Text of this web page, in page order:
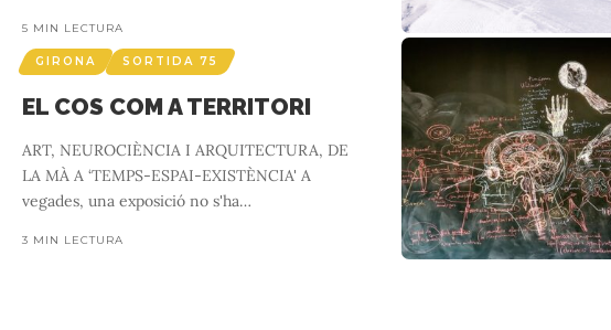
5 MIN LECTURA
GIRONA SORTIDA 75
EL COS COM A TERRITORI
ART, NEUROCIÈNCIA I ARQUITECTURA, DE
LA MÀ A ‘TEMPS-ESPAI-EXISTÈNCIA' A
vegades, una exposició no s'ha…
3 MIN LECTURA